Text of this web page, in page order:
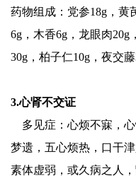
药物组成：党参18g，黄
6g，木香6g，龙眼肉20g
30g，柏子仁10g，夜交藤
3.心肾不交证
多见症：心烦不寐，
梦遗，五心烦热，口干
素体虚弱，或久病之人